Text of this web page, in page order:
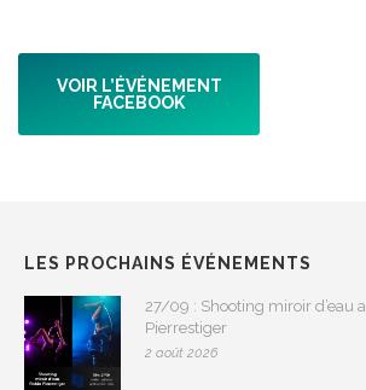
VOIR L’ÉVÉNEMENT
FACEBOOK
LES PROCHAINS ÉVÉNEMENTS
27/09 : Shooting miroir d’eau
Pierrestiger
2 août 2026